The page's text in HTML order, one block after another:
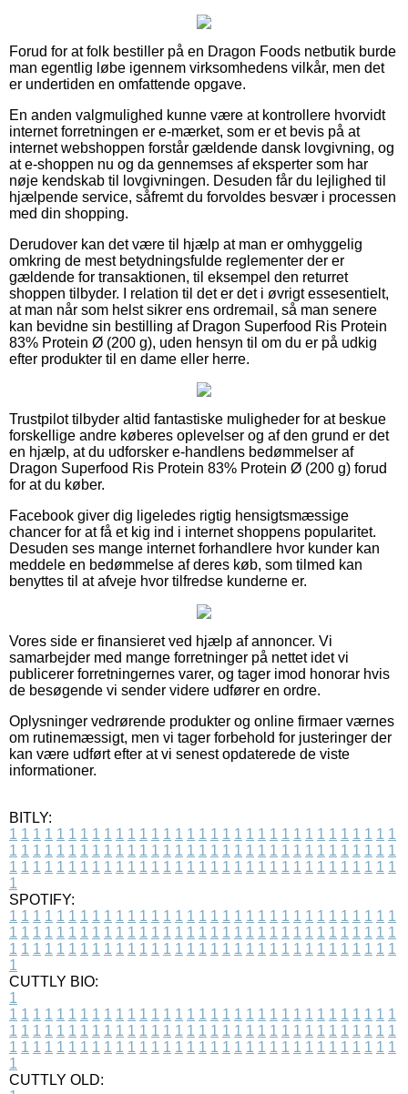
Forud for at folk bestiller på en Dragon Foods netbutik burde
man egentlig løbe igennem virksomhedens vilkår, men det
er undertiden en omfattende opgave.
En anden valgmulighed kunne være at kontrollere hvorvidt
internet forretningen er e-mærket, som er et bevis på at
internet webshoppen forstår gældende dansk lovgivning, og
at e-shoppen nu og da gennemses af eksperter som har
nøje kendskab til lovgivningen. Desuden får du lejlighed til
hjælpende service, såfremt du forvoldes besvær i processen
med din shopping.
Derudover kan det være til hjælp at man er omhyggelig
omkring de mest betydningsfulde reglementer der er
gældende for transaktionen, til eksempel den returret
shoppen tilbyder. I relation til det er det i øvrigt essesentielt,
at man når som helst sikrer ens ordremail, så man senere
kan bevidne sin bestilling af Dragon Superfood Ris Protein
83% Protein Ø (200 g), uden hensyn til om du er på udkig
efter produkter til en dame eller herre.
Trustpilot tilbyder altid fantastiske muligheder for at beskue
forskellige andre køberes oplevelser og af den grund er det
en hjælp, at du udforsker e-handlens bedømmelser af
Dragon Superfood Ris Protein 83% Protein Ø (200 g) forud
for at du køber.
Facebook giver dig ligeledes rigtig hensigtsmæssige
chancer for at få et kig ind i internet shoppens popularitet.
Desuden ses mange internet forhandlere hvor kunder kan
meddele en bedømmelse af deres køb, som tilmed kan
benyttes til at afveje hvor tilfredse kunderne er.
Vores side er finansieret ved hjælp af annoncer. Vi
samarbejder med mange forretninger på nettet idet vi
publicerer forretningernes varer, og tager imod honorar hvis
de besøgende vi sender videre udfører en ordre.
Oplysninger vedrørende produkter og online firmaer værnes
om rutinemæssigt, men vi tager forbehold for justeringer der
kan være udført efter at vi senest opdaterede de viste
informationer.
BITLY:
1 1 1 1 1 1 1 1 1 1 1 1 1 1 1 1 1 1 1 1 1 1 1 1 1 1 1 1 1 1 1 1 1
1 1 1 1 1 1 1 1 1 1 1 1 1 1 1 1 1 1 1 1 1 1 1 1 1 1 1 1 1 1 1 1 1
1 1 1 1 1 1 1 1 1 1 1 1 1 1 1 1 1 1 1 1 1 1 1 1 1 1 1 1 1 1 1 1 1
1
SPOTIFY:
1 1 1 1 1 1 1 1 1 1 1 1 1 1 1 1 1 1 1 1 1 1 1 1 1 1 1 1 1 1 1 1 1
1 1 1 1 1 1 1 1 1 1 1 1 1 1 1 1 1 1 1 1 1 1 1 1 1 1 1 1 1 1 1 1 1
1 1 1 1 1 1 1 1 1 1 1 1 1 1 1 1 1 1 1 1 1 1 1 1 1 1 1 1 1 1 1 1 1
1
CUTTLY BIO:
1
1 1 1 1 1 1 1 1 1 1 1 1 1 1 1 1 1 1 1 1 1 1 1 1 1 1 1 1 1 1 1 1 1
1 1 1 1 1 1 1 1 1 1 1 1 1 1 1 1 1 1 1 1 1 1 1 1 1 1 1 1 1 1 1 1 1
1 1 1 1 1 1 1 1 1 1 1 1 1 1 1 1 1 1 1 1 1 1 1 1 1 1 1 1 1 1 1 1 1
1
CUTTLY OLD: